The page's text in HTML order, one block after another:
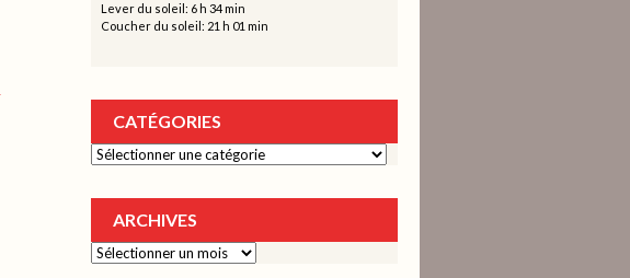
Lever du soleil: 6 h 34 min
Coucher du soleil: 21 h 01 min
CATÉGORIES
Catégories
ARCHIVES
Archives